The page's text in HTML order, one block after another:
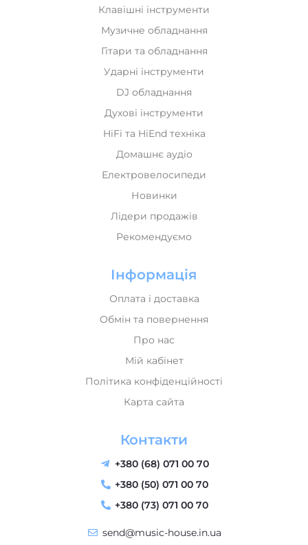
Клавішні інструменти
Музичне обладнання
Гітари та обладнання
Ударні інструменти
DJ обладнання
Духові інструменти
HiFi та HiEnd техніка
Домашнє аудіо
Електровелосипеди
Новинки
Лідери продажів
Рекомендуємо
Інформація
Оплата і доставка
Обмін та повернення
Про нас
Мій кабінет
Політика конфіденційності
Карта сайта
Контакти
+380 (68) 071 00 70
+380 (50) 071 00 70
+380 (73) 071 00 70
send@music-house.in.ua